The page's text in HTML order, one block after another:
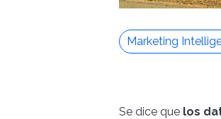
Marketing
Se dice que los